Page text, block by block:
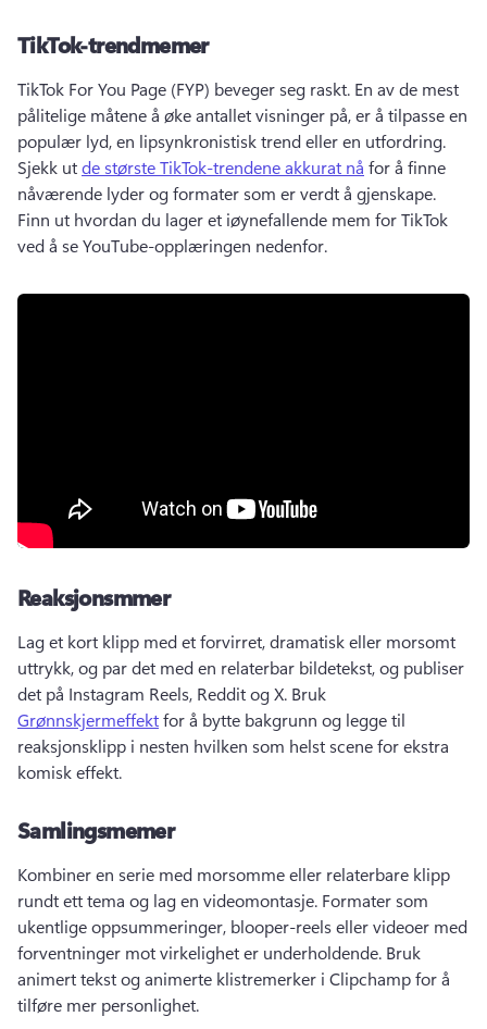
TikTok-trendmemer
TikTok For You Page (FYP) beveger seg raskt. En av de mest
pålitelige måtene å øke antallet visninger på, er å tilpasse en
Sjekk ut de største TikTok-trendene akkurat nå for å finne
Finn ut hvordan du lager et iøynefallende mem for TikTok
ved å se YouTube-opplæringen nedenfor.
Reaksjonsmmer
Lag et kort klipp med et forvirret, dramatisk eller morsomt
uttrykk, og par det med en relaterbar bildetekst, og publiser
det på Instagram Reels, Reddit og X. Bruk
Grønnskjermeffekt for å bytte bakgrunn og legge til
reaksjonsklipp i nesten hvilken som helst scene for ekstra
komisk effekt.
Samlingsmemer
Kombiner en serie med morsomme eller relaterbare klipp
rundt ett tema og lag en videomontasje. Formater som
ukentlige oppsummeringer, blooper-reels eller videoer med
forventninger mot virkelighet er underholdende. Bruk
animert tekst og animerte klistremerker i Clipchamp for å
tilføre mer personlighet.